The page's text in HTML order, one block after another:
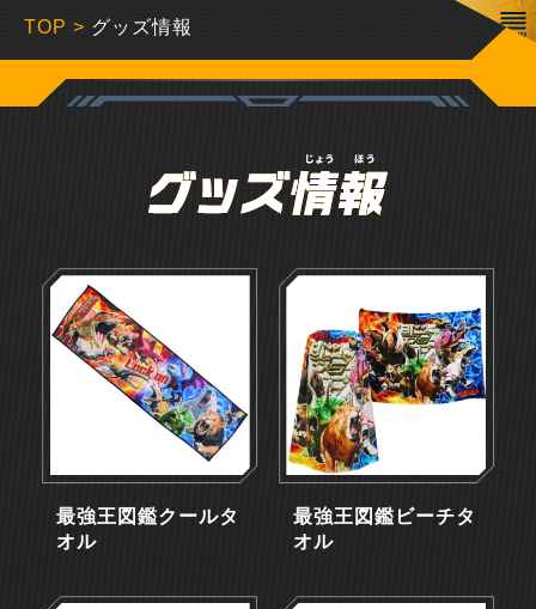
TOP > グッズ情報
最強王図鑑クールタ
オル
最強王図鑑ビーチタ
オル